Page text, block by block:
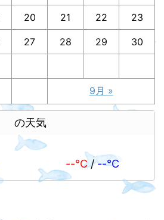
20 21 22 23
27 28 29 30
9月 »
の天気
--℃/--℃